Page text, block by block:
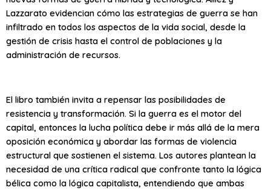
Lazzarato evidencian cómo las estrategias de guerra se han
infiltrado en todos los aspectos de la vida social, desde la
gestión de crisis hasta el control de poblaciones y la
administración de recursos.
El libro también invita a repensar las posibilidades de
resistencia y transformación. Si la guerra es el motor del
capital, entonces la lucha política debe ir más allá de la mera
oposición económica y abordar las formas de violencia
estructural que sostienen el sistema. Los autores plantean la
necesidad de una crítica radical que confronte tanto la lógica
bélica como la lógica capitalista, entendiendo que ambas